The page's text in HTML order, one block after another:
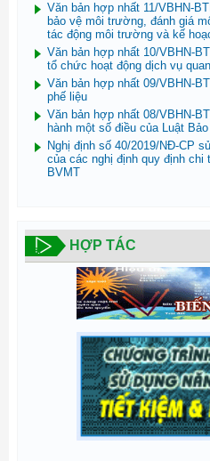
Văn bản hợp nhất 11/VBHN-
bảo vệ môi trường, đánh giá
tác động môi trường và kế
Văn bản hợp nhất 10/VBHN-
tổ chức hoạt động dịch vụ
Văn bản hợp nhất 09/VBHN-
phế liệu
Văn bản hợp nhất 08/VBHN-
hành một số điều của Luật
Nghị định số 40/2019/NĐ-CP
của các nghị định quy định
BVMT
HỢP TÁC